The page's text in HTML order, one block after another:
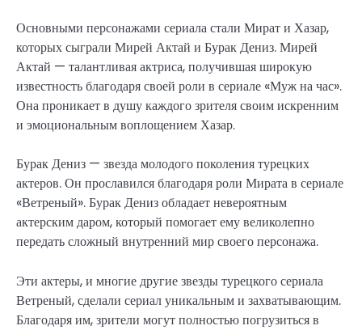
Основными персонажами сериала стали Мират и Хазар,
которых сыграли Мирей Актай и Бурак Дениз. Мирей
Актай — талантливая актриса, получившая широкую
известность благодаря своей роли в сериале «Муж на час».
Она проникает в душу каждого зрителя своим искренним
и эмоциональным воплощением Хазар.
Бурак Дениз — звезда молодого поколения турецких
актеров. Он прославился благодаря роли Мирата в сериале
«Ветреный». Бурак Дениз обладает невероятным
актерским даром, который помогает ему великолепно
передать сложный внутренний мир своего персонажа.
Эти актеры, и многие другие звезды турецкого сериала
Ветреный, сделали сериал уникальным и захватывающим.
Благодаря им, зрители могут полностью погрузиться в